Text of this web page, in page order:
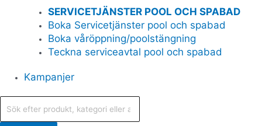
SERVICETJÄNSTER POOL OCH SPABAD
Boka Servicetjänster pool och spabad
Boka våröppning/poolstängning
Teckna serviceavtal pool och spabad
Kampanjer